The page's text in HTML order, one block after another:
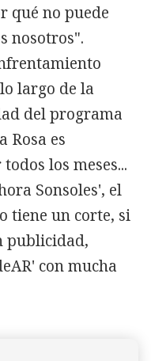
qué no puede
nosotros".
largo de la
del programa
Rosa es
los meses...
Sonsoles', el
tiene un corte, si
publicidad,
con mucha